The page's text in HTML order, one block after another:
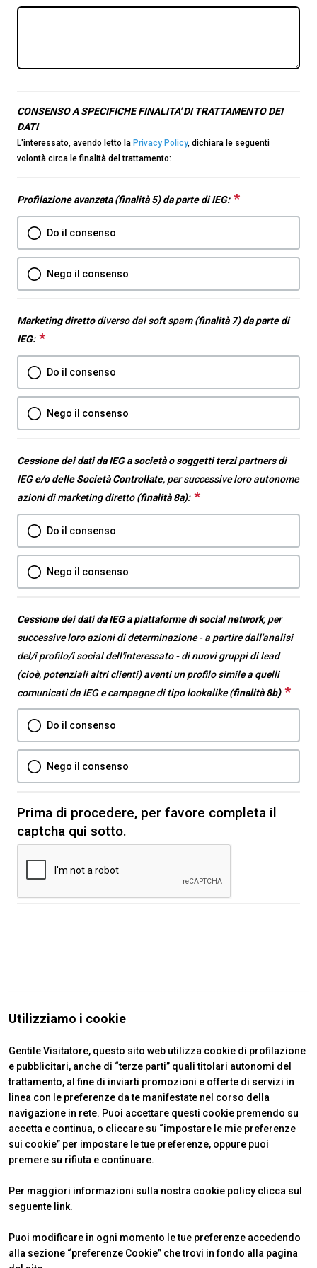
CONSENSO A SPECIFICHE FINALITA' DI TRATTAMENTO DEI
DATI
L'interessato, avendo letto la Privacy Policy, dichiara le seguenti
volontà circa le finalità del trattamento:
Profilazione avanzata (finalità 5) da parte di IEG: *
question
required.
Do il consenso
Nego il consenso
Marketing direttodiverso dal soft spam(finalità 7) da parte di
IEG: *
question
is
required.
Do il consenso
Nego il consenso
Cessione dei dati da IEG a società o soggetti terzipartners di
IEGe/o delle Società Controllate, per successive loro autonome
azioni di marketing diretto(finalità 8a): *
question
required.
Do il consenso
Nego il consenso
Cessione dei dati da IEG a piattaforme di social network, per
successive loro azioni di determinazione - a partire dall'analisi
del/i profilo/i social dell'interessato - di nuovi gruppi di lead
(cioè, potenziali altri clienti) aventi un profilo simile a quelli
comunicati da IEG e campagne di tipo lookalike(finalità 8b) *
Do il consenso
Nego il consenso
Prima di procedere, per favore completa il
captcha qui sotto.
Utilizziamo i cookie
Gentile Visitatore, questo sito web utilizza cookie di profilazione
e pubblicitari, anche di “terze parti” quali titolari autonomi del
trattamento, al fine di inviarti promozioni e offerte di servizi in
linea con le preferenze da te manifestate nel corso della
navigazione in rete. Puoi accettare questi cookie premendo su
accetta e continua, o cliccare su “impostare le mie preferenze
sui cookie” per impostare le tue preferenze, oppure puoi
premere su rifiuta e continuare.
Per maggiori informazioni sulla nostra cookie policy clicca sul
seguente link.
Puoi modificare in ogni momento le tue preferenze accedendo
alla sezione “preferenze Cookie” che trovi in fondo alla pagina
ABOUT
IBE Intermobility Future Ways
Newsletter
VISITARE
Perché visitare
ESPORRE
Perché esporre
Info utili